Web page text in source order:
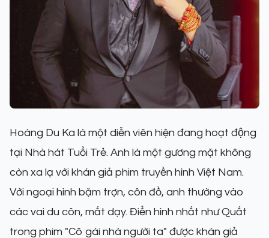
Hoàng Du Ka là một diễn viên hiện đang hoạt động
tại Nhà hát Tuổi Trẻ. Anh là một gương mặt không
còn xa lạ với khán giả phim truyền hình Việt Nam.
Với ngoại hình bặm trợn, côn đồ, anh thường vào
các vai du côn, mất dạy. Điển hình nhất như Quất
trong phim "Cô gái nhà người ta" được khán giả